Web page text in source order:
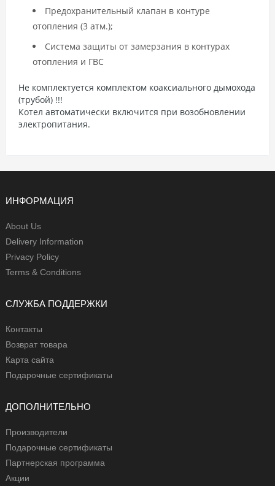
Предохранительный клапан в контуре
отопления (3 атм.);
Система защиты от замерзания в контурах
отопления и ГВС
Не комплектуется комплектом коаксиального дымохода
(трубой) !!!
Котел автоматически включится при возобновлении
электропитания.
ИНФОРМАЦИЯ
About Us
Delivery Information
Privacy Policy
Terms & Conditions
СЛУЖБА ПОДДЕРЖКИ
Контакты
Возврат товара
Карта сайта
Подарочные сертификаты
ДОПОЛНИТЕЛЬНО
Производители
Подарочные сертификаты
Партнерская программа
Акции